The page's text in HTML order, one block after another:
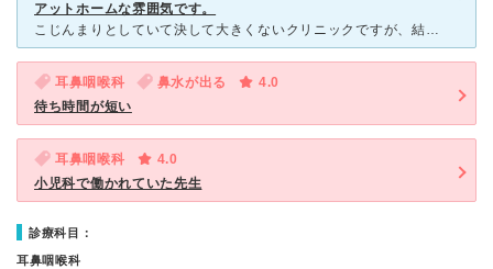
アットホームな雰囲気です。
こじんまりとしていて決して大きくないクリニックですが、結構人気で土曜日の午前中は患者さんが多いです。小さいですが子供が遊ぶスペースなどもあり、待ち時間が多少長くても子供はオモチャや絵本で遊ぶことができ
耳鼻咽喉科 鼻水が出る
4.0
待ち時間が短い
耳鼻咽喉科
4.0
小児科で働かれていた先生
診療科目：
耳鼻咽喉科